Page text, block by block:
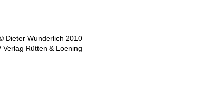
Dieter Wunderlich 2010
Rütten & Loening